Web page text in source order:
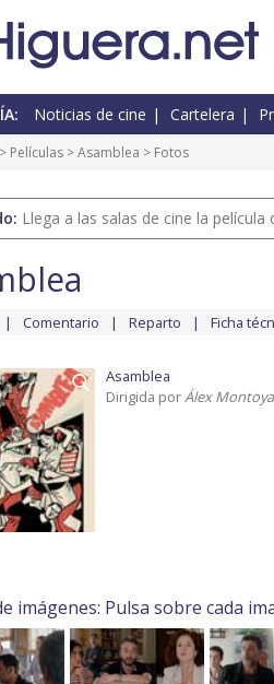
Noticias de cine Cartelera
> Películas >Asamblea > Fotos
Llega a las salas de cine la
Comentario Reparto Ficha
Asamblea
Dirigida porÁlex Montoya
imágenes: Pulsa sobre cada